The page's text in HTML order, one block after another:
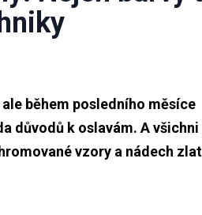
během posledního měsíce
důvodů k oslavám. A všichni
vzory a nádech